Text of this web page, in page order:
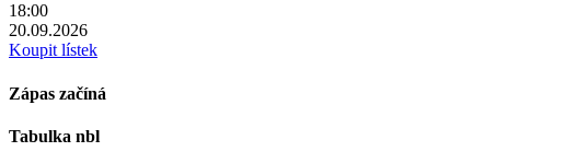
18:00
20.09.2026
Koupit lístek
Zápas začíná
Tabulka nbl